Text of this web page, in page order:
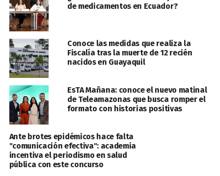
de medicamentos en Ecuador?
Conoce las medidas que realiza la
Fiscalía tras la muerte de 12 recién
nacidos en Guayaquil
EsTA Mañana: conoce el nuevo matinal
de Teleamazonas que busca romper el
formato con historias positivas
Ante brotes epidémicos hace falta
"comunicación efectiva": academia
incentiva el periodismo en salud
pública con este concurso